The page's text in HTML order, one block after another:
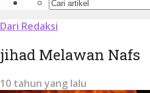
Dari Redaksi
jihad Melawan Nafs
10 tahun yang lalu